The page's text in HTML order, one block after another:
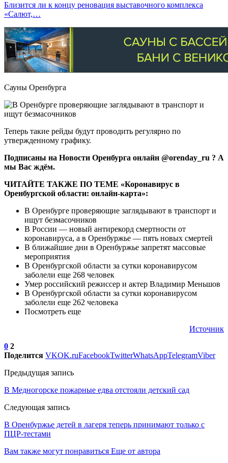
Близится ли к концу реновация выставочного комплекса
«Салют,…
Сауны Оренбурга
Теперь такие рейды будут проводить регулярно по
утвержденному графику.
Подписаны на Новости Оренбурга онлайн @orenday_ru ? А
мы Вас ждём.
ЧИТАЙТЕ ТАКЖЕ ПО ТЕМЕ «Коронавирус в
Оренбургской области: онлайн-карта»:
В Оренбурге проверяющие заглядывают в транспорт и
ищут безмасочников
В России — новый антирекорд смертности от
коронавируса, а в Оренбуржье — пять новых смертей
В ближайшие дни в Оренбуржье запретят массовые
мероприятия
В Оренбургской области за сутки коронавирусом
заболели еще 268 человек
Умер российский режиссер и актер Владимир Меньшов
В Оренбургской области за сутки коронавирусом
заболели еще 262 человека
Посмотреть еще
Источник
0 2
Поделится VKOK.ruFacebookTwitterWhatsAppTelegramViber
Предыдущая запись
В Медногорске пожарные едва отстояли детский сад
Следующая запись
В Оренбуржье детей в лагеря теперь принимают только с
ПЦР-тестами
Вам также могут понравиться Еще от автора